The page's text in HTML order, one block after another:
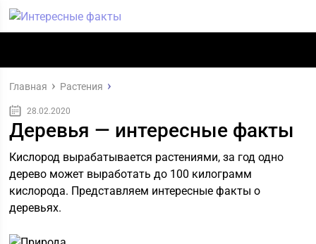
Главная Растения
28.02.2020
Деревья — интересные факты
Кислород вырабатывается растениями, за год одно
дерево может выработать до 100 килограмм
кислорода. Представляем интересные факты о
деревьях.